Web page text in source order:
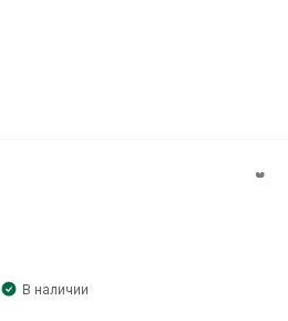
В наличии